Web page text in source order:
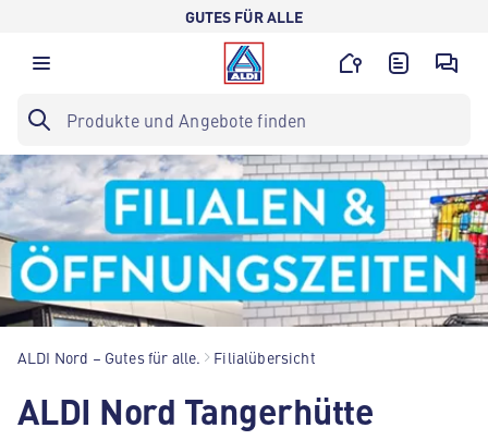
GUTES FÜR ALLE
ALDI Nord – Gutes für alle. Filialübersicht
ALDI Nord Tangerhütte